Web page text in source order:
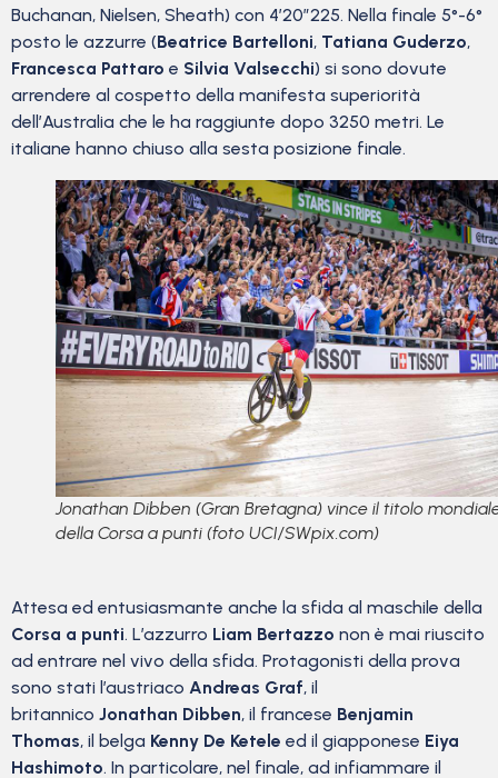
Buchanan, Nielsen, Sheath) con 4’20”225. Nella finale 5°-6°
posto le azzurre (Beatrice Bartelloni, Tatiana Guderzo,
Francesca Pattaro e Silvia Valsecchi) si sono dovute
arrendere al cospetto della manifesta superiorità
dell’Australia che le ha raggiunte dopo 3250 metri. Le
italiane hanno chiuso alla sesta posizione finale.
Jonathan Dibben (Gran Bretagna) vince il titolo
della Corsa a punti (foto UCI/SWpix.com)
Attesa ed entusiasmante anche la sfida al maschile della
Corsa a punti. L’azzurro Liam Bertazzo non è mai riuscito
ad entrare nel vivo della sfida. Protagonisti della prova
sono stati l’austriaco Andreas Graf, il
britannico Jonathan Dibben, il francese Benjamin
Thomas, il belga Kenny De Ketele ed il giapponese Eiya
Hashimoto. In particolare, nel finale, ad infiammare il